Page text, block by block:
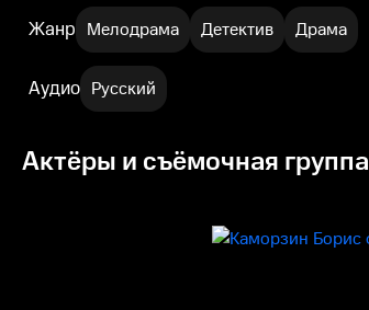
Жанр Мелодрама Детектив Драма
Аудио Русский
Актёры и съёмочная группа